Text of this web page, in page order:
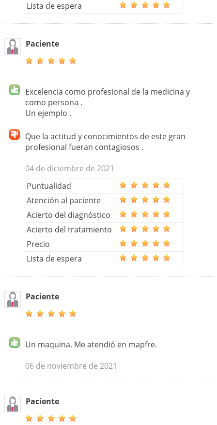
Lista de espera
Paciente
Excelencia como profesional de la medicina y
como persona .
Un ejemplo .
Que la actitud y conocimientos de este gran
profesional fueran contagiosos .
04 de diciembre de 2021
Puntualidad
Atención al paciente
Acierto del diagnóstico
Acierto del tratamiento
Precio
Lista de espera
Paciente
Un maquina. Me atendió en mapfre.
06 de noviembre de 2021
Paciente